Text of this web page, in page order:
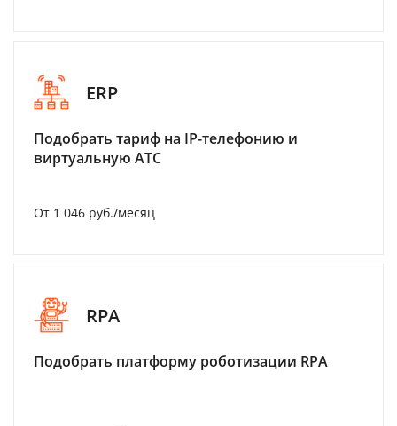
ERP
Подобрать тариф на IP-телефонию и
виртуальную АТС
От 1 046 руб./месяц
RPA
Подобрать платформу роботизации RPA